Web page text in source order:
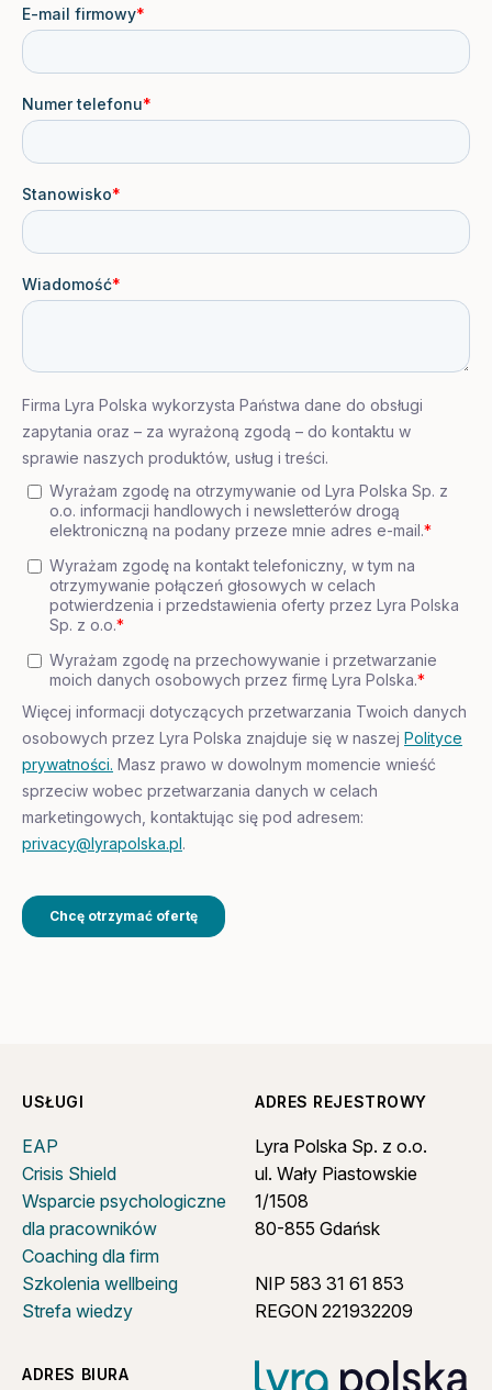
USŁUGI
EAP
Crisis Shield
Wsparcie psychologiczne
dla pracowników
Coaching dla firm
Szkolenia wellbeing
Strefa wiedzy
ADRES REJESTROWY
Lyra Polska Sp. z o.o.
ul. Wały Piastowskie
1/1508
80-855 Gdańsk
NIP 583 31 61 853
REGON 221932209
ADRES BIURA